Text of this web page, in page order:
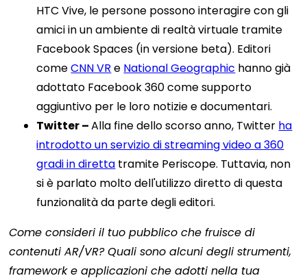
HTC Vive, le persone possono interagire con gli
amici in un ambiente di realtà virtuale tramite
Facebook Spaces (in versione beta). Editori
comeCNN VR e National Geographic hanno già
adottato Facebook 360 come supporto
aggiuntivo per le loro notizie e documentari.
Twitter –Alla fine dello scorso anno, Twitter ha
introdotto un servizio di streaming video a 360
gradi in diretta tramite Periscope. Tuttavia, non
si è parlato molto dell'utilizzo diretto di questa
funzionalità da parte degli editori.
Come consideri il tuo pubblico che fruisce di
contenuti AR/VR? Quali sono alcuni degli strumenti,
framework e applicazioni che adotti nella tua